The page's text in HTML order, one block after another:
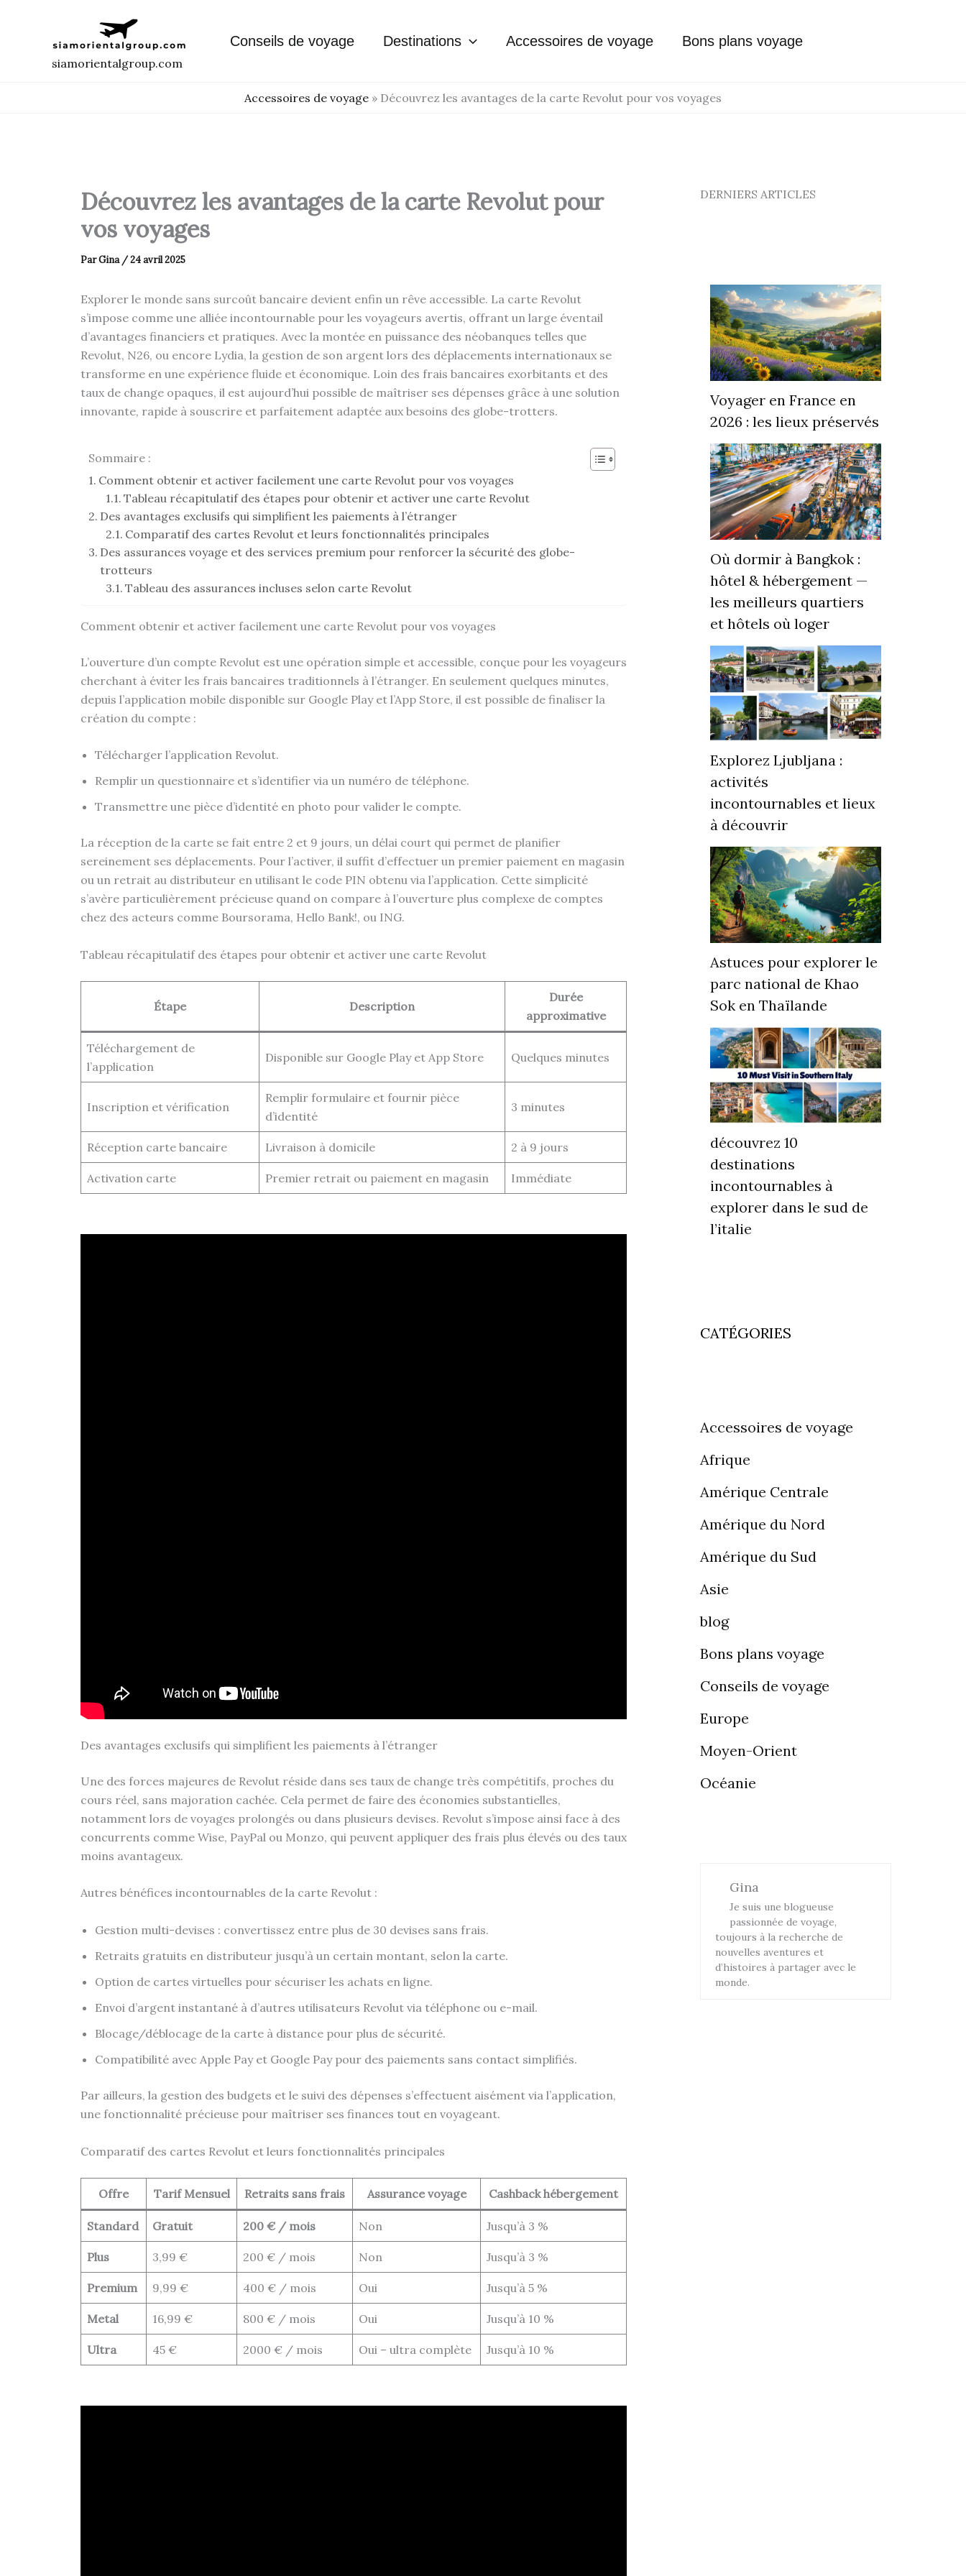
siamorientalgroup.com
Conseils de voyage Destinations Accessoires de voyage Bons plans voyage
Accessoires de voyage » Découvrez les avantages de la carte Revolut pour vos voyages
Découvrez les avantages de la carte Revolut pour
vos voyages
ParGina /24 avril 2025
Explorer le monde sans surcoût bancaire devient enfin un rêve accessible. La carte Revolut
s’impose comme une alliée incontournable pour les voyageurs avertis, offrant un large éventail
d’avantages financiers et pratiques. Avec la montée en puissance des néobanques telles que
Revolut, N26, ou encore Lydia, la gestion de son argent lors des déplacements internationaux se
transforme en une expérience fluide et économique. Loin des frais bancaires exorbitants et des
taux de change opaques, il est aujourd’hui possible de maîtriser ses dépenses grâce à une solution
innovante, rapide à souscrire et parfaitement adaptée aux besoins des globe-trotters.
Sommaire :
Comment obtenir et activer facilement une carte Revolut pour vos voyages
Tableau récapitulatif des étapes pour obtenir et activer une carte Revolut
Des avantages exclusifs qui simplifient les paiements à l’étranger
Comparatif des cartes Revolut et leurs fonctionnalités principales
Des assurances voyage et des services premium pour renforcer la sécurité des globe-
trotteurs
Tableau des assurances incluses selon carte Revolut
Comment obtenir et activer facilement une carte Revolut pour vos voyages
L’ouverture d’un compte Revolut est une opération simple et accessible, conçue pour les voyageurs
cherchant à éviter les frais bancaires traditionnels à l’étranger. En seulement quelques minutes,
depuis l’application mobile disponible sur Google Play et l’App Store, il est possible de finaliser la
création du compte :
Télécharger l’application Revolut.
Remplir un questionnaire et s’identifier via un numéro de téléphone.
Transmettre une pièce d’identité en photo pour valider le compte.
La réception de la carte se fait entre 2 et 9 jours, un délai court qui permet de planifier
sereinement ses déplacements. Pour l’activer, il suffit d’effectuer un premier paiement en magasin
ou un retrait au distributeur en utilisant le code PIN obtenu via l’application. Cette simplicité
s’avère particulièrement précieuse quand on compare à l’ouverture plus complexe de comptes
chez des acteurs comme Boursorama, Hello Bank!, ou ING.
Tableau récapitulatif des étapes pour obtenir et activer une carte Revolut
Étape Description
Durée
approximative
Téléchargement de
l’application
Disponible sur Google Play et App Store Quelques minutes
Inscription et vérification
Remplir formulaire et fournir pièce
d’identité
3 minutes
Réception carte bancaire Livraison à domicile 2 à 9 jours
Activation carte Premier retrait ou paiement en magasin Immédiate
Des avantages exclusifs qui simplifient les paiements à l’étranger
Une des forces majeures de Revolut réside dans ses taux de change très compétitifs, proches du
cours réel, sans majoration cachée. Cela permet de faire des économies substantielles,
notamment lors de voyages prolongés ou dans plusieurs devises. Revolut s’impose ainsi face à des
concurrents comme Wise, PayPal ou Monzo, qui peuvent appliquer des frais plus élevés ou des taux
moins avantageux.
Autres bénéfices incontournables de la carte Revolut :
Gestion multi-devises : convertissez entre plus de 30 devises sans frais.
Retraits gratuits en distributeur jusqu’à un certain montant, selon la carte.
Option de cartes virtuelles pour sécuriser les achats en ligne.
Envoi d’argent instantané à d’autres utilisateurs Revolut via téléphone ou e-mail.
Blocage/déblocage de la carte à distance pour plus de sécurité.
Compatibilité avec Apple Pay et Google Pay pour des paiements sans contact simplifiés.
Par ailleurs, la gestion des budgets et le suivi des dépenses s’effectuent aisément via l’application,
une fonctionnalité précieuse pour maîtriser ses finances tout en voyageant.
Comparatif des cartes Revolut et leurs fonctionnalités principales
Offre Tarif Mensuel Retraits sans frais Assurance voyage Cashback hébergement
Standard Gratuit 200 € / mois Non Jusqu’à 3 %
Plus 3,99 € 200 € / mois Non Jusqu’à 3 %
Premium 9,99 € 400 € / mois Oui Jusqu’à 5 %
Metal 16,99 € 800 € / mois Oui Jusqu’à 10 %
Ultra 45 € 2000 € / mois Oui – ultra complète Jusqu’à 10 %
DERNIERS ARTICLES
Voyager en France en
2026 : les lieux préservés
Où dormir à Bangkok :
hôtel & hébergement —
les meilleurs quartiers
et hôtels où loger
Explorez Ljubljana :
activités
incontournables et lieux
à découvrir
Astuces pour explorer le
parc national de Khao
Sok en Thaïlande
découvrez 10
destinations
incontournables à
explorer dans le sud de
l’italie
CATÉGORIES
Accessoires de voyage
Afrique
Amérique Centrale
Amérique du Nord
Amérique du Sud
Asie
blog
Bons plans voyage
Conseils de voyage
Europe
Moyen-Orient
Océanie
Gina
Je suis une blogueuse
passionnée de voyage,
toujours à la recherche de
nouvelles aventures et
d’histoires à partager avec le
monde.